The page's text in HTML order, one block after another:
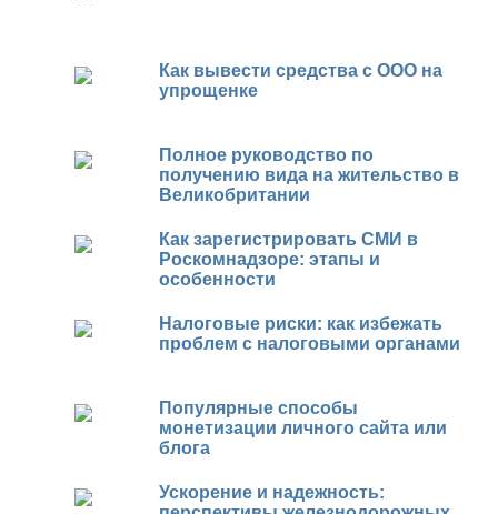
Как вывести средства с ООО на
упрощенке
Полное руководство по
получению вида на жительство в
Великобритании
Как зарегистрировать СМИ в
Роскомнадзоре: этапы и
особенности
Налоговые риски: как избежать
проблем с налоговыми органами
Популярные способы
монетизации личного сайта или
блога
Ускорение и надежность: